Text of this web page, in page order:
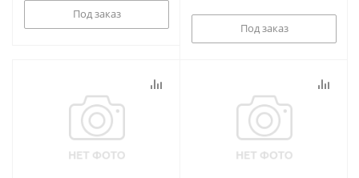
Под заказ
Под заказ